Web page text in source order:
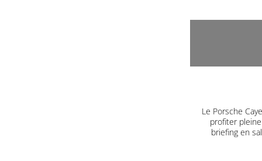
Le Porsche
profiter
briefing en